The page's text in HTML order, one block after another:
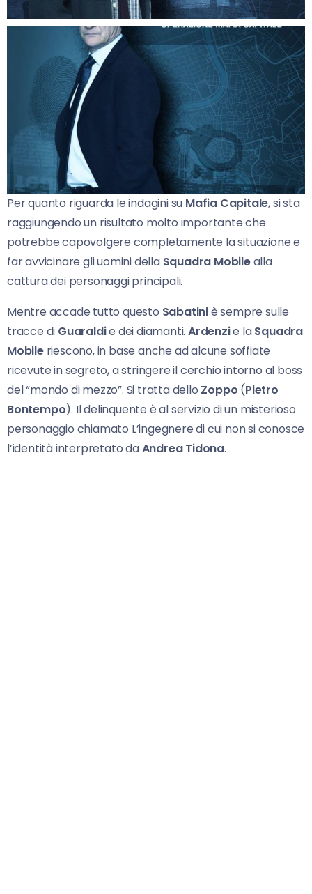
Per quanto riguarda le indagini su Mafia Capitale, si sta
raggiungendo un risultato molto importante che
potrebbe capovolgere completamente la situazione e
far avvicinare gli uomini della Squadra Mobilealla
cattura dei personaggi principali.
Mentre accade tutto questo Sabatiniè sempre sulle
tracce di Guaraldie dei diamanti.Ardenzie laSquadra
Mobileriescono, in base anche ad alcune soffiate
ricevute in segreto, a stringere il cerchio intorno al boss
del “mondo di mezzo”. Si tratta dello Zoppo (Pietro
Bontempo). Il delinquente è al servizio di un misterioso
personaggio chiamato L’ingegnere di cui non si conosce
l’identità interpretato daAndrea Tidona.